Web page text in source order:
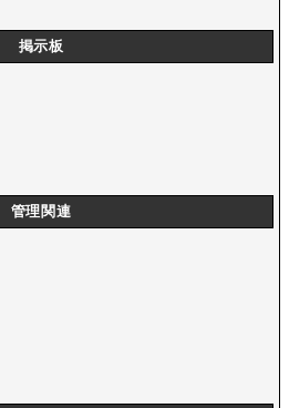
掲示板
管理関連